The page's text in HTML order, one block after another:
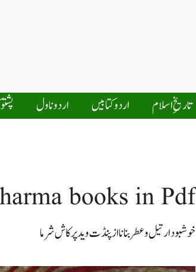
تاریخِ اسلام اردو کتابیں اردو ناول
books in Pdf
خوشبودار تیل و عطر بنانا از پنڈت وید پرکاش شرما